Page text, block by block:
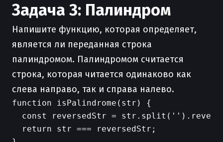
Задача 3: Палиндром
Напишите функцию, которая определяет,
является ли переданная строка
палиндромом. Палиндромом считается
строка, которая читается одинаково как
слева направо, так и справа налево.
function isPalindrome(str) {
const reversedStr =
  return str === reversedStr;